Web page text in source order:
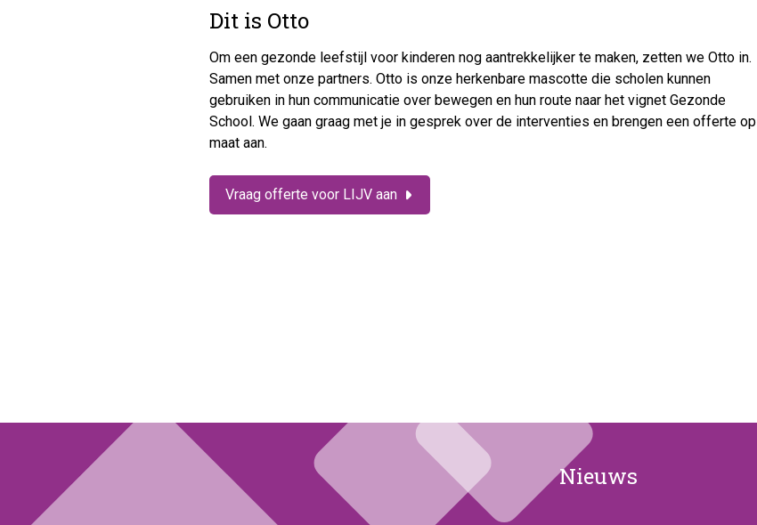
Dit is Otto
Om een gezonde leefstijl voor kinderen nog aantrekkelijker te maken, zetten we Otto in.
Samen met onze partners. Otto is onze herkenbare mascotte die scholen kunnen
gebruiken in hun communicatie over bewegen en hun route naar het vignet Gezonde
School. We gaan graag met je in gesprek over de interventies en brengen een offerte op
maat aan.
Vraag offerte voor LIJV aan
Nieuws